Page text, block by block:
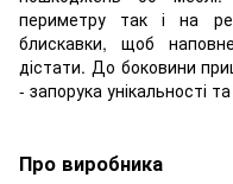
периметру так і на
блискавки, щоб
дістати. До боковини
- запорука унікальності
Про виробника